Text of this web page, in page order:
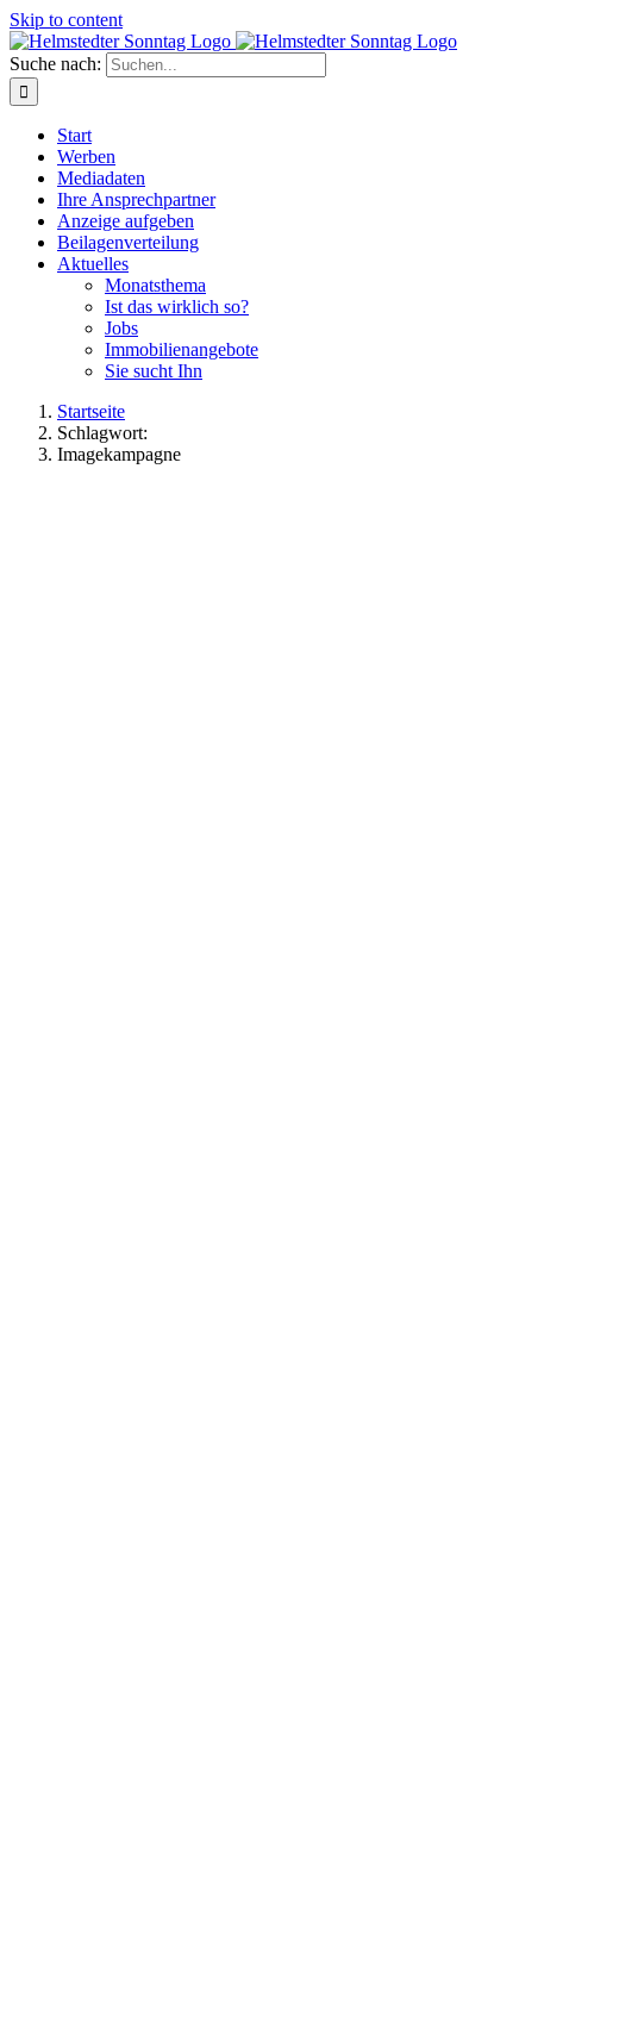
Skip to content
Suche nach:
Start
Werben
Mediadaten
Ihre Ansprechpartner
Anzeige aufgeben
Beilagenverteilung
Aktuelles
Monatsthema
Ist das wirklich so?
Jobs
Immobilienangebote
Sie sucht Ihn
Startseite
Schlagwort:
Imagekampagne